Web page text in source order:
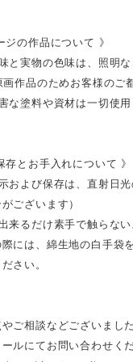
ジの作品について 》
と実物の色味は、照明
画作品のためお客様のご
な塗料や資材は一切使
存とお手入れについて 》
および保存は、直射日
ございます）
来るだけ素手で触らな
には、綿生地の白手袋
さい。
ご相談などございました
ルにてお問い合わせく